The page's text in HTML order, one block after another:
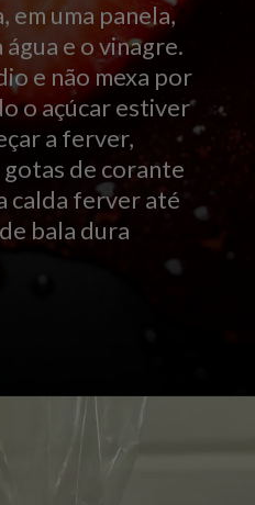
em uma panela,
água e o vinagre.
e não mexa por
o açúcar estiver
a ferver,
de corante
calda ferver até
bala dura